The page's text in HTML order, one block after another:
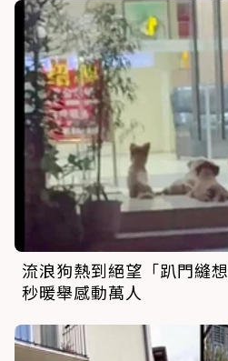
流浪狗熱到絕望「趴門縫
秒暖舉感動萬人